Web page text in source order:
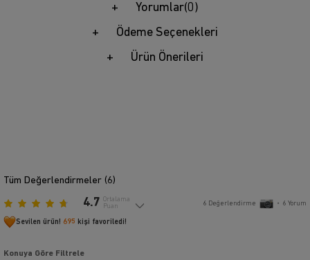
Yorumlar(0)
Ödeme Seçenekleri
Ürün Önerileri
Tüm Değerlendirmeler (6)
4.7 Ortalama
Puan
6 Değerlendirme • 6 Yorum
Sevilen ürün! 695 kişi favoriledi!
Konuya Göre Filtrele